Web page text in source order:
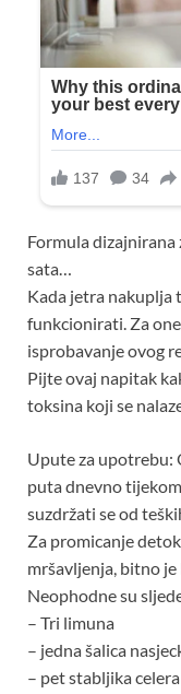
Formula dizajnirana
sata…
Kada jetra nakuplja
funkcionirati. Za
isprobavanje ovog
Pijte ovaj napitak
toksina koji se
Upute za upotrebu:
puta dnevno
suzdržati se od
Za promicanje
mršavljenja, bitno
Neophodne su
– Tri limuna
– jedna šalica
– pet stabljika